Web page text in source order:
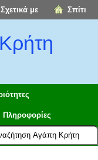
Σπίτι
Σχετικά με
Πληροφορίες